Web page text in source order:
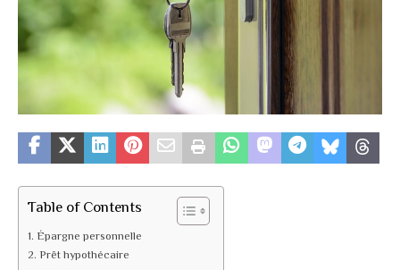
Table of Contents
Épargne personnelle
Prêt hypothécaire